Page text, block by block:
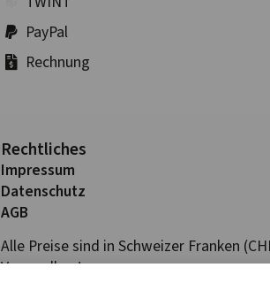
PayPal
Rechnung
Rechtliches
Impressum
Datenschutz
AGB
Alle Preise sind in Schweizer Franken
Versandkosten.